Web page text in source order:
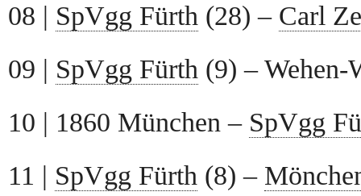
08 | SpVgg Fürth (28) – Carl
09 | SpVgg Fürth (9) – Wehen-
10 | 1860 München – SpVgg
11 | SpVgg Fürth (8) –